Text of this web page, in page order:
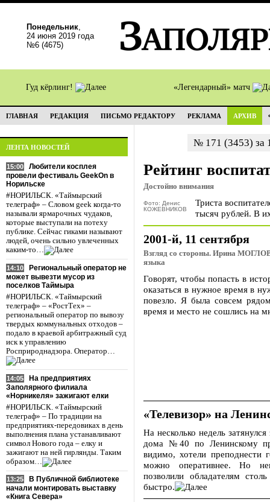
Понедельник,
24 июня 2019 года
№6 (4675)
Гуд кёрлинг! «Легендарный» матч
ГЛАВНАЯ РЕДАКЦИЯ ПИСЬМО РЕДАКТОРУ РЕКЛАМА АРХИВ
ЛЕНТА НОВОСТЕЙ
15:00
Любители косплея
провели фестиваль GeekOn в
Норильске
#НОРИЛЬСК. «Таймырский
телеграф» – Словом geek когда-то
называли ярмарочных чудаков,
которые выступали на потеху
публике. Сейчас гиками называют
людей, очень сильно увлеченных
каким-то…
14:10
Региональный оператор не
может вывезти мусор из
поселков Таймыра
#НОРИЛЬСК. «Таймырский
телеграф» – «РостТех» –
региональный оператор по вывозу
твердых коммунальных отходов –
подало в краевой арбитражный суд
иск к управлению
Росприроднадзора. Оператор…
14:05
На предприятиях
Заполярного филиала
«Норникеля» зажигают елки
#НОРИЛЬСК. «Таймырский
телеграф» – По традиции на
предприятиях-передовиках в день
выполнения плана устанавливают
символ Нового года – елку и
зажигают на ней гирлянды. Таким
образом…
13:25
В Публичной библиотеке
начали монтировать выставку
«Книга Севера»
№ 171 (3453) за
Рейтинг
Достойно внимания
Фото: Денис
КОЖЕВНИКОВ
Триста
тысяч рублей. В
2001-й, 11 сентября
Взгляд со стороны. Ирина
языка
Говорят, чтобы попасть в
оказаться в нужное время в
повезло. Я была совсем
время и место не сошлись на
«Телевизор» на
На несколько недель
дома №40 по Ленинскому
видимо, хотели преподнести
можно оперативнее. Но
позволили обладателям
быстро.